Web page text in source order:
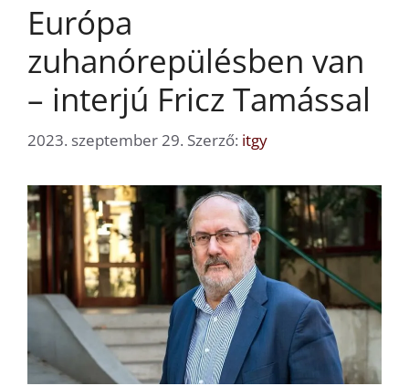
Európa
zuhanórepülésben van
– interjú Fricz Tamással
2023. szeptember 29. Szerző: itgy